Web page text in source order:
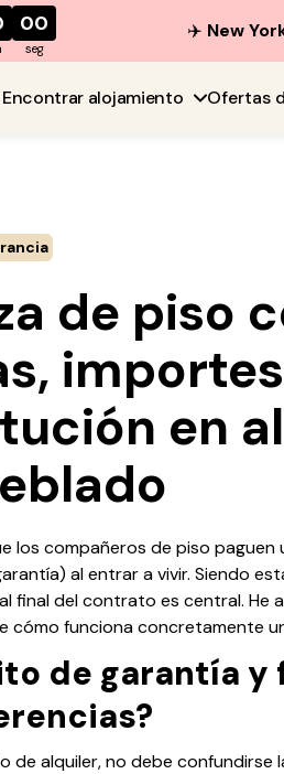
00
seg
✈️ New
Encontrar alojamiento Ofertas
de piso
en
los compañeros de piso
al entrar a vivir. Siendo
final del contrato es central. He
cómo funciona concretamente
de garantía y
de alquiler, no debe